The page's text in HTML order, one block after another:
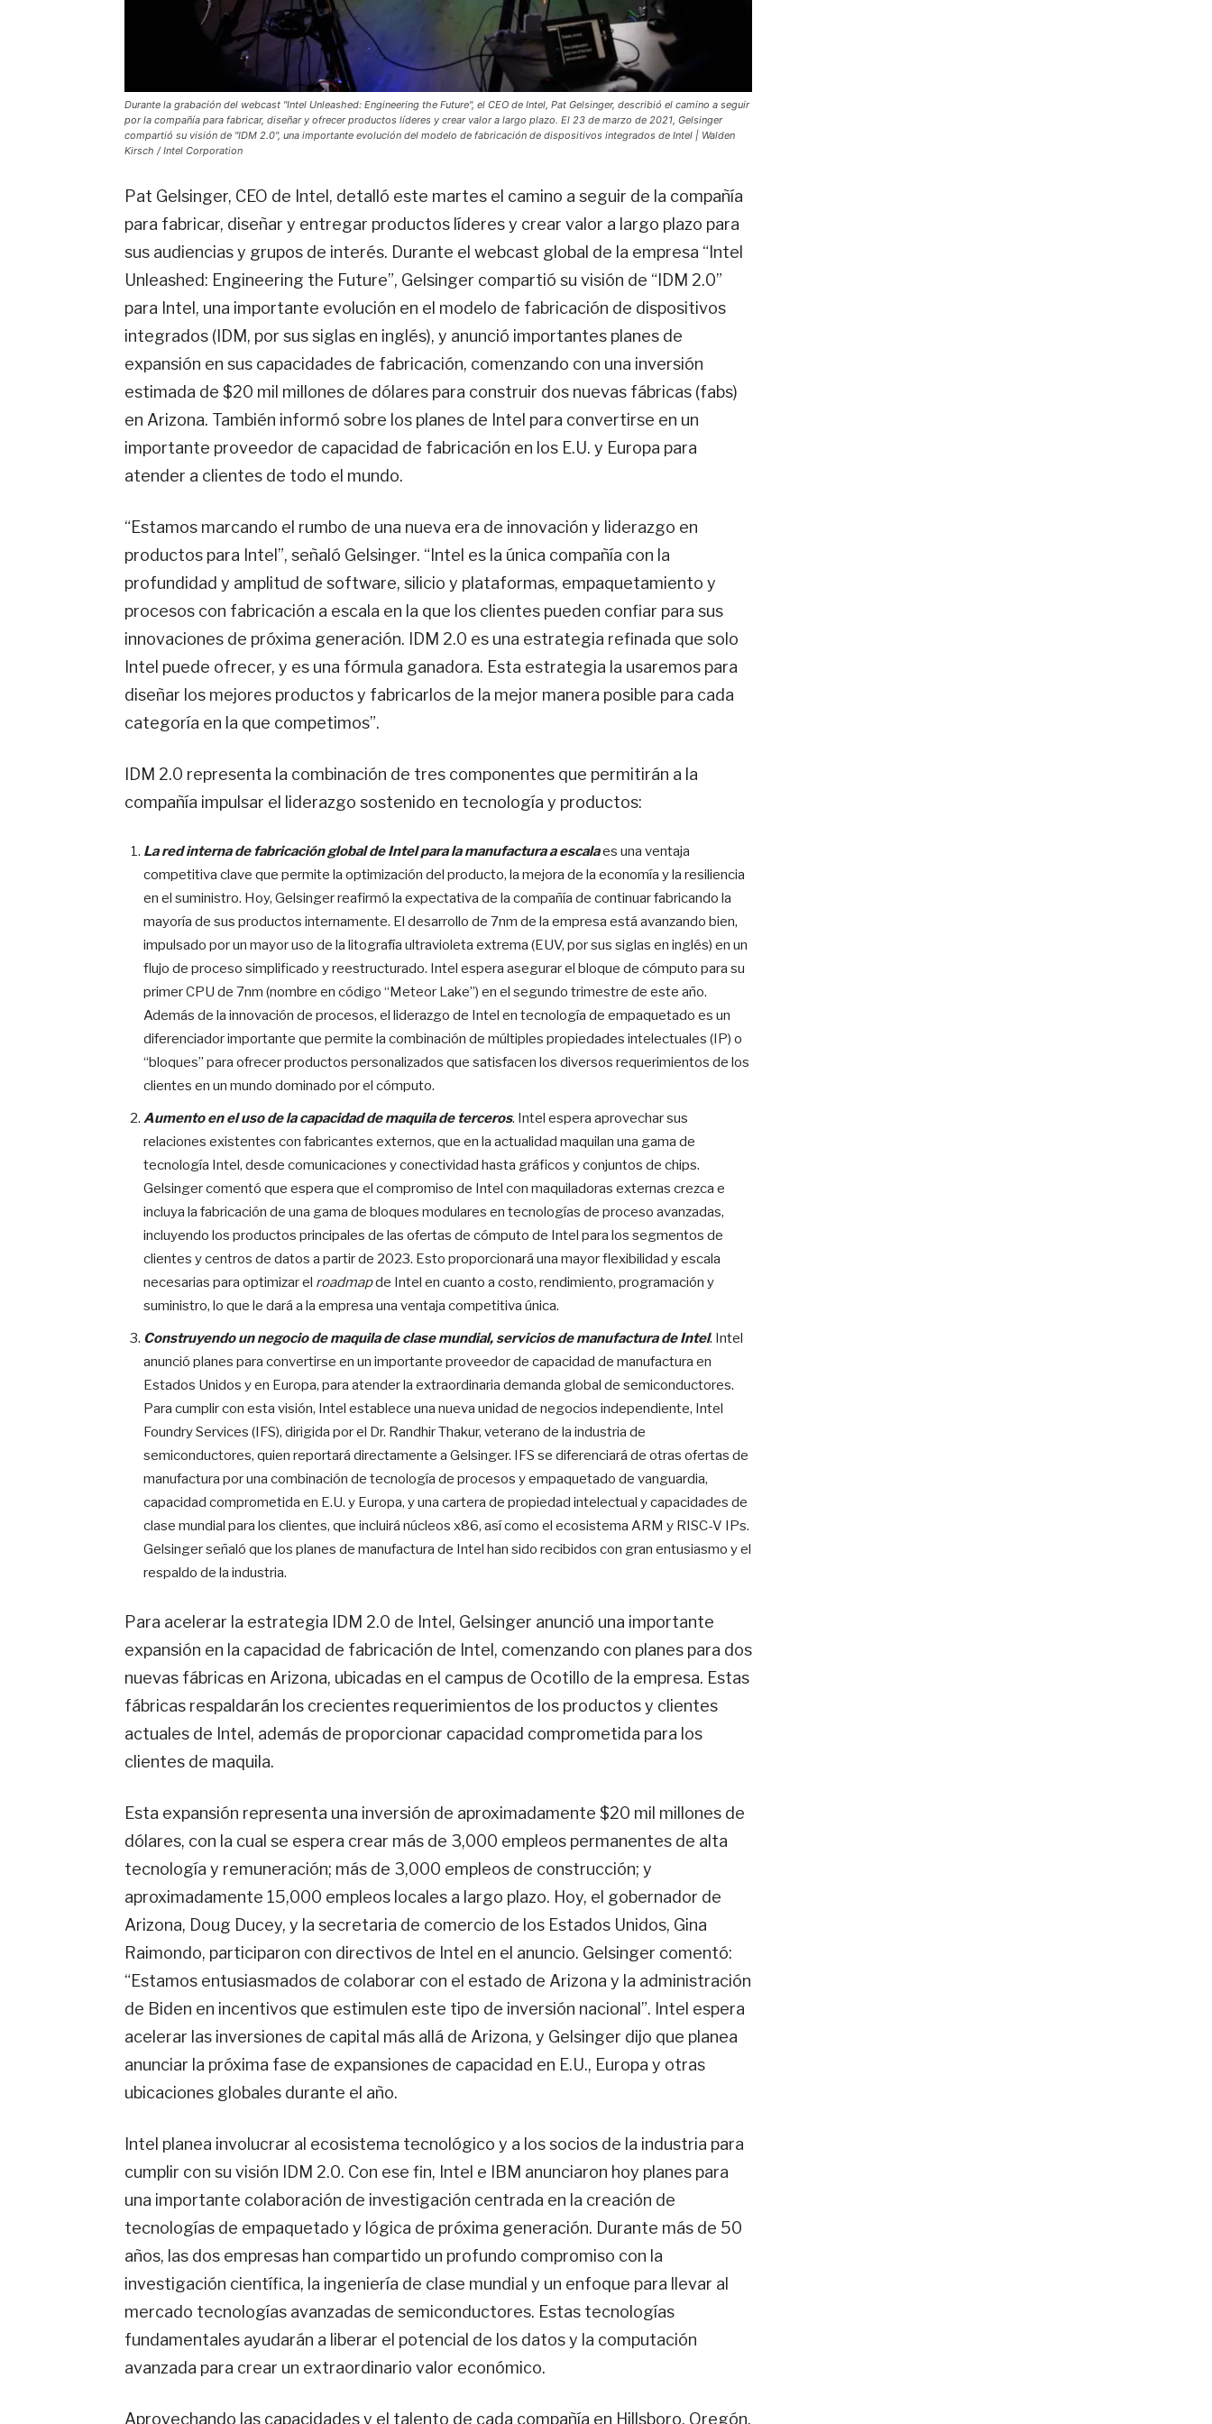
Durante la grabación del webcast "Intel Unleashed: Engineering the Future", el CEO de Intel, Pat Gelsinger, describió el camino a seguir
por la compañía para fabricar, diseñar y ofrecer productos líderes y crear valor a largo plazo. El 23 de marzo de 2021, Gelsinger
compartió su visión de "IDM 2.0", una importante evolución del modelo de fabricación de dispositivos integrados de Intel | Walden
Kirsch / Intel Corporation
Pat Gelsinger, CEO de Intel, detalló este martes el camino a seguir de la compañía
para fabricar, diseñar y entregar productos líderes y crear valor a largo plazo para
sus audiencias y grupos de interés. Durante el webcast global de la empresa “Intel
Unleashed: Engineering the Future”, Gelsinger compartió su visión de “IDM 2.0”
para Intel, una importante evolución en el modelo de fabricación de dispositivos
integrados (IDM, por sus siglas en inglés), y anunció importantes planes de
expansión en sus capacidades de fabricación, comenzando con una inversión
estimada de $20 mil millones de dólares para construir dos nuevas fábricas (fabs)
en Arizona. También informó sobre los planes de Intel para convertirse en un
importante proveedor de capacidad de fabricación en los E.U. y Europa para
atender a clientes de todo el mundo.
“Estamos marcando el rumbo de una nueva era de innovación y liderazgo en
productos para Intel”, señaló Gelsinger. “Intel es la única compañía con la
profundidad y amplitud de software, silicio y plataformas, empaquetamiento y
procesos con fabricación a escala en la que los clientes pueden confiar para sus
innovaciones de próxima generación. IDM 2.0 es una estrategia refinada que solo
Intel puede ofrecer, y es una fórmula ganadora. Esta estrategia la usaremos para
diseñar los mejores productos y fabricarlos de la mejor manera posible para cada
categoría en la que competimos”.
IDM 2.0 representa la combinación de tres componentes que permitirán a la
compañía impulsar el liderazgo sostenido en tecnología y productos:
La red interna de fabricación global de Intel para la manufactura a escalaes una ventaja
competitiva clave que permite la optimización del producto, la mejora de la economía y la resiliencia
en el suministro. Hoy, Gelsinger reafirmó la expectativa de la compañía de continuar fabricando la
mayoría de sus productos internamente. El desarrollo de 7nm de la empresa está avanzando bien,
impulsado por un mayor uso de la litografía ultravioleta extrema (EUV, por sus siglas en inglés) en un
flujo de proceso simplificado y reestructurado. Intel espera asegurar el bloque de cómputo para su
primer CPU de 7nm (nombre en código “Meteor Lake”) en el segundo trimestre de este año.
Además de la innovación de procesos, el liderazgo de Intel en tecnología de empaquetado es un
diferenciador importante que permite la combinación de múltiples propiedades intelectuales (IP) o
“bloques” para ofrecer productos personalizados que satisfacen los diversos requerimientos de los
clientes en un mundo dominado por el cómputo.
Aumento en el uso de la capacidad de maquila de terceros. Intel espera aprovechar sus
relaciones existentes con fabricantes externos, que en la actualidad maquilan una gama de
tecnología Intel, desde comunicaciones y conectividad hasta gráficos y conjuntos de chips.
Gelsinger comentó que espera que el compromiso de Intel con maquiladoras externas crezca e
incluya la fabricación de una gama de bloques modulares en tecnologías de proceso avanzadas,
incluyendo los productos principales de las ofertas de cómputo de Intel para los segmentos de
clientes y centros de datos a partir de 2023. Esto proporcionará una mayor flexibilidad y escala
necesarias para optimizar el roadmapde Intel en cuanto a costo, rendimiento, programación y
suministro, lo que le dará a la empresa una ventaja competitiva única.
Construyendo un negocio de maquila de clase mundial, servicios de manufactura de Intel. Intel
anunció planes para convertirse en un importante proveedor de capacidad de manufactura en
Estados Unidos y en Europa, para atender la extraordinaria demanda global de semiconductores.
Para cumplir con esta visión, Intel establece una nueva unidad de negocios independiente, Intel
Foundry Services (IFS), dirigida por el Dr. Randhir Thakur, veterano de la industria de
semiconductores, quien reportará directamente a Gelsinger. IFS se diferenciará de otras ofertas de
manufactura por una combinación de tecnología de procesos y empaquetado de vanguardia,
capacidad comprometida en E.U. y Europa, y una cartera de propiedad intelectual y capacidades de
clase mundial para los clientes, que incluirá núcleos x86, así como el ecosistema ARM y RISC-V IPs.
Gelsinger señaló que los planes de manufactura de Intel han sido recibidos con gran entusiasmo y el
respaldo de la industria.
Para acelerar la estrategia IDM 2.0 de Intel, Gelsinger anunció una importante
expansión en la capacidad de fabricación de Intel, comenzando con planes para dos
nuevas fábricas en Arizona, ubicadas en el campus de Ocotillo de la empresa. Estas
fábricas respaldarán los crecientes requerimientos de los productos y clientes
actuales de Intel, además de proporcionar capacidad comprometida para los
clientes de maquila.
Esta expansión representa una inversión de aproximadamente $20 mil millones de
dólares, con la cual se espera crear más de 3,000 empleos permanentes de alta
tecnología y remuneración; más de 3,000 empleos de construcción; y
aproximadamente 15,000 empleos locales a largo plazo. Hoy, el gobernador de
Arizona, Doug Ducey, y la secretaria de comercio de los Estados Unidos, Gina
Raimondo, participaron con directivos de Intel en el anuncio. Gelsinger comentó:
“Estamos entusiasmados de colaborar con el estado de Arizona y la administración
de Biden en incentivos que estimulen este tipo de inversión nacional”. Intel espera
acelerar las inversiones de capital más allá de Arizona, y Gelsinger dijo que planea
anunciar la próxima fase de expansiones de capacidad en E.U., Europa y otras
ubicaciones globales durante el año.
Intel planea involucrar al ecosistema tecnológico y a los socios de la industria para
cumplir con su visión IDM 2.0. Con ese fin, Intel e IBM anunciaron hoy planes para
una importante colaboración de investigación centrada en la creación de
tecnologías de empaquetado y lógica de próxima generación. Durante más de 50
años, las dos empresas han compartido un profundo compromiso con la
investigación científica, la ingeniería de clase mundial y un enfoque para llevar al
mercado tecnologías avanzadas de semiconductores. Estas tecnologías
fundamentales ayudarán a liberar el potencial de los datos y la computación
avanzada para crear un extraordinario valor económico.
Aprovechando las capacidades y el talento de cada compañía en Hillsboro, Oregón,